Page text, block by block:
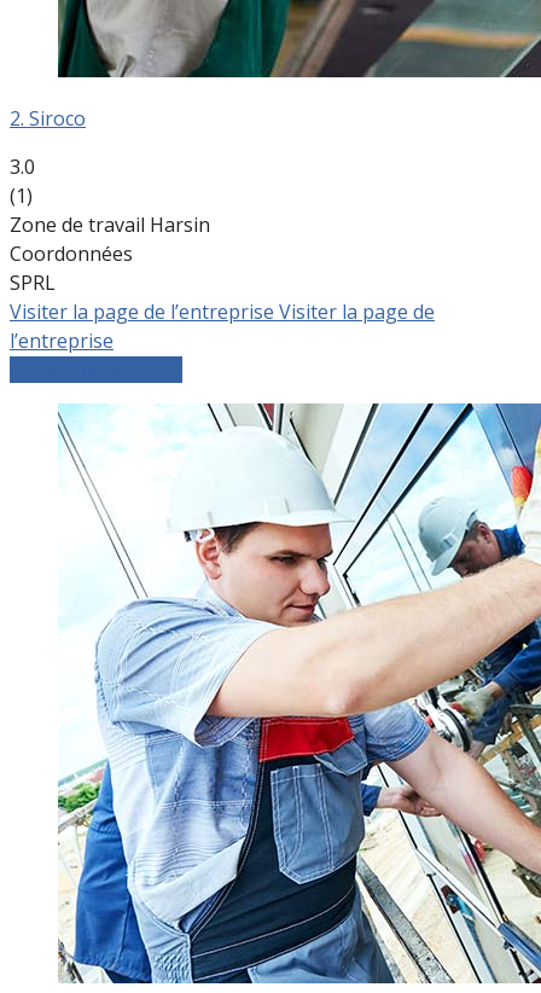
2. Siroco
3.0
(1)
Zone de travail Harsin
Coordonnées
SPRL
Visiter la page de l’entreprise Visiter la page de
l’entreprise